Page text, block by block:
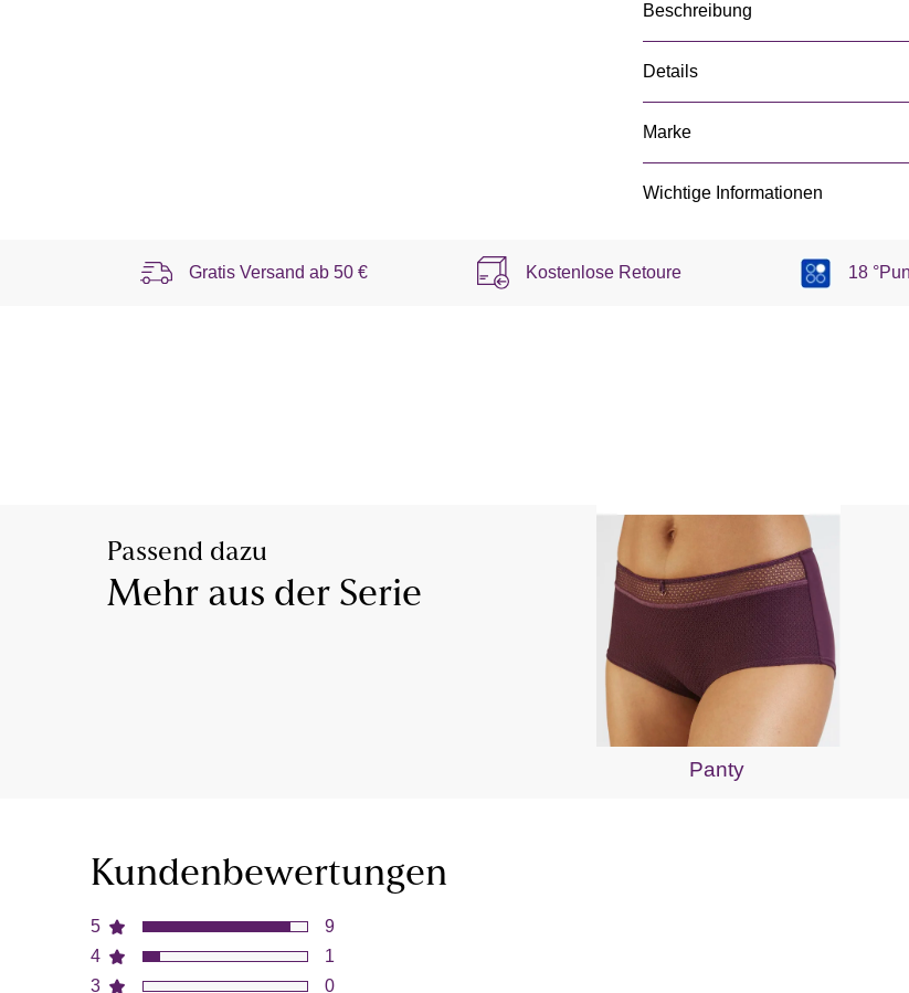
Beschreibung
Details
Marke
Wichtige Informationen
Gratis Versand ab 50 € Kostenlose Retoure 18
Passend dazu
Mehr aus der Serie
Panty
Kundenbewertungen
5
4
3
9
1
0